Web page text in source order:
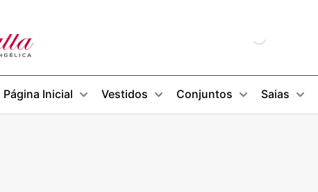
Página Inicial Vestidos Conjuntos Saias